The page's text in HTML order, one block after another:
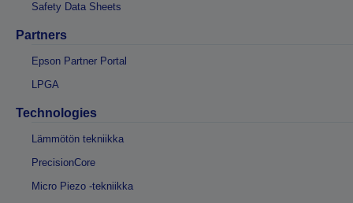
Safety Data Sheets
Partners
Epson Partner Portal
LPGA
Technologies
Lämmötön tekniikka
PrecisionCore
Micro Piezo -tekniikka